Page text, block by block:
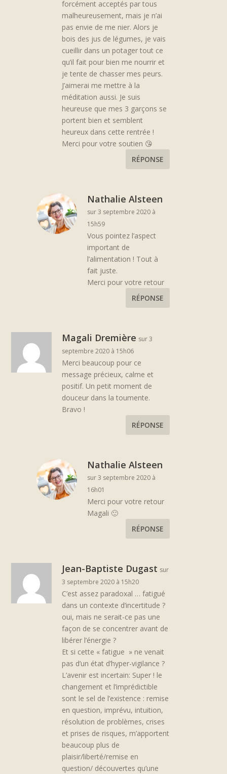
forcément acceptés par tous
malheureusement, mais je n’ai
pas envie de me nier. Alors je
bois des jus de légumes, je vais
cueillir dans un potager tout ce
qu’il fait pour bien me nourrir et
je tente de chasser mes peurs.
J’aimerai me mettre à la
méditation aussi. Je suis
heureuse que mes 3 garçons se
portent bien et semblent
heureux dans cette rentrée !
Merci pour votre soutien 😘
RÉPONSE
Nathalie Alsteen
sur 3 septembre 2020 à
15h59
Vous pointez l’aspect
important de
l’alimentation ! Tout à
fait juste.
Merci pour votre retour
RÉPONSE
Magali Dremière sur 3
septembre 2020 à 15h06
Merci beaucoup pour ce
message précieux, calme et
positif. Un petit moment de
douceur dans la toumente.
Bravo !
RÉPONSE
Nathalie Alsteen
sur 3 septembre 2020 à
16h01
Merci pour votre retour
Magali 🙂
RÉPONSE
Jean-Baptiste Dugast sur
3 septembre 2020 à 15h20
C’est assez paradoxal … fatigué
dans un contexte d’incertitude ?
oui, mais ne serait-ce pas une
façon de se concentrer avant de
libérer l’énergie ?
Et si cette « fatigue » ne venait
pas d’un état d’hyper-vigilance ?
L’avenir est incertain: Super ! le
changement et l’imprédictible
sont le sel de l’existence : remise
en question, imprévu, intuition,
résolution de problèmes, crises
et prises de risques, m’apportent
beaucoup plus de
plaisir/liberté/remise en
question/ découvertes qu’une